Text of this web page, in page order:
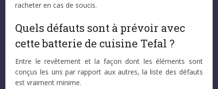
racheter en cas de soucis.
Quels défauts sont à prévoir avec
cette batterie de cuisine Tefal ?
Entre le revêtement et la façon dont les éléments sont
conçus les uns par rapport aux autres, la liste des défauts
est vraiment minime.